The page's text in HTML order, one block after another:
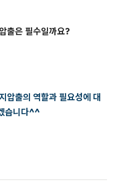
출은 필수일까요?
압출의 역할과 필요성에 대
습니다^^